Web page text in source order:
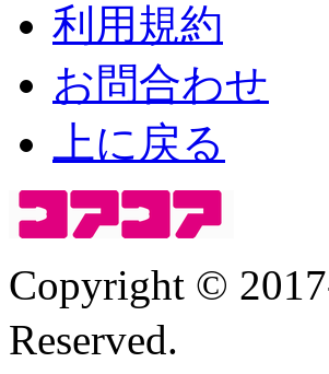
利用規約
お問合わせ
上に戻る
Copyright ©
Reserved.